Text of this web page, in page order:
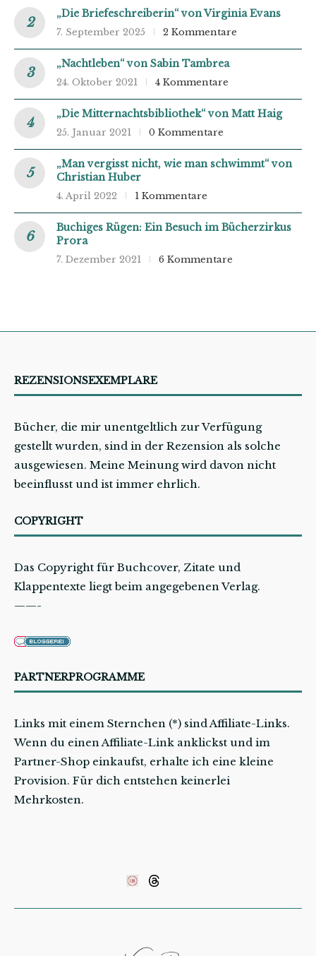
„Die Briefeschreiberin“ von Virginia Evans
7. September 2025 2 Kommentare
„Nachtleben“ von Sabin Tambrea
24. Oktober 2021 4 Kommentare
„Die Mitternachtsbibliothek“ von Matt Haig
25. Januar 2021 0 Kommentare
„Man vergisst nicht, wie man schwimmt“ von
Christian Huber
4. April 2022 1 Kommentare
Buchiges Rügen: Ein Besuch im Bücherzirkus
Prora
7. Dezember 2021 6 Kommentare
REZENSIONSEXEMPLARE
Bücher, die mir unentgeltlich zur Verfügung
gestellt wurden, sind in der Rezension als solche
ausgewiesen. Meine Meinung wird davon nicht
beeinflusst und ist immer ehrlich.
COPYRIGHT
Das Copyright für Buchcover, Zitate und
Klappentexte liegt beim angegebenen Verlag.
——-
PARTNERPROGRAMME
Links mit einem Sternchen (*) sind Affiliate-Links.
Wenn du einen Affiliate-Link anklickst und im
Partner-Shop einkaufst, erhalte ich eine kleine
Provision. Für dich entstehen keinerlei
Mehrkosten.